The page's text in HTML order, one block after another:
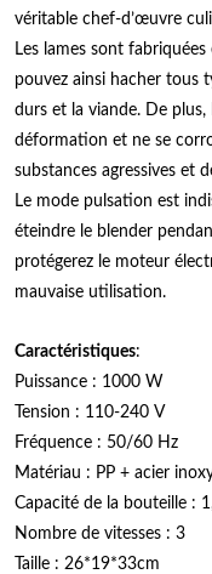
véritable chef-d’œuvre
Les lames sont
pouvez ainsi hacher tous
durs et la viande. De plus,
déformation et ne se
substances agressives et
Le mode pulsation est
éteindre le blender
protégerez le moteur
mauvaise utilisation.
Caractéristiques:
Puissance : 1000 W
Tension : 110-240 V
Fréquence : 50/60 Hz
Matériau : PP + acier
Capacité de la bouteille :
Nombre de vitesses : 3
Taille : 26*19*33cm